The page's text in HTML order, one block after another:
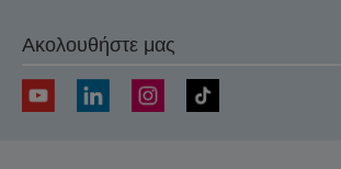
Ακολουθήστε μας